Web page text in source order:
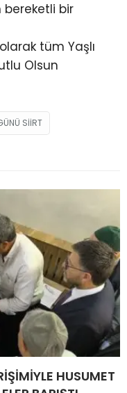
bereketli bir
tüm Yaşlı
Olsun
SIIRT
HUSUMET